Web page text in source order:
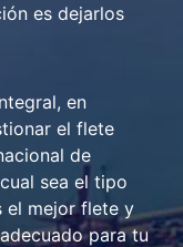
es dejarlos
en
el flete
de
sea el tipo
el mejor flete y
para tu